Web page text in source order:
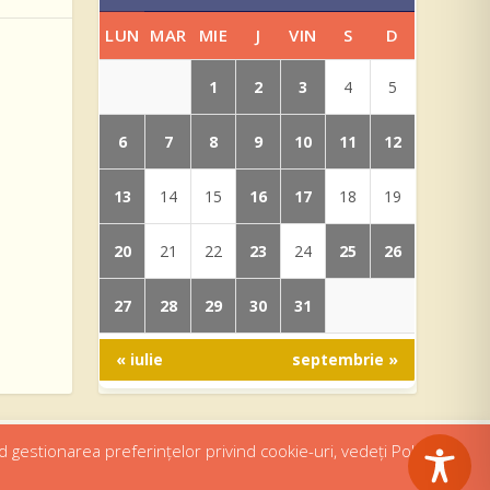
LUN MAR MIE J VIN S D
1 2 3 4 5
6 7 8 9 10 11 12
13 14 15 16 17 18 19
20 21 22 23 24 25 26
27 28 29 30 31
« iulie septembrie »
preferințelor privind cookie-uri, vedeți Politica de